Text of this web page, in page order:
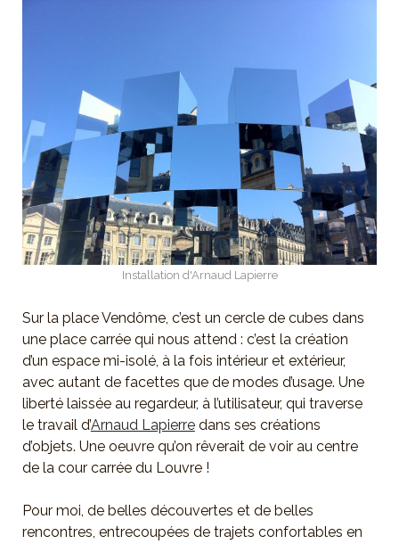
Installation d'Arnaud Lapierre
Sur la place Vendôme, c’est un cercle de cubes dans
une place carrée qui nous attend : c’est la création
d’un espace mi-isolé, à la fois intérieur et extérieur,
avec autant de facettes que de modes d’usage. Une
liberté laissée au regardeur, à l’utilisateur, qui traverse
le travail d’Arnaud Lapierredans ses créations
d’objets. Une oeuvre qu’on rêverait de voir au centre
de la cour carrée du Louvre !
Pour moi, de belles découvertes et de belles
rencontres, entrecoupées de trajets confortables en